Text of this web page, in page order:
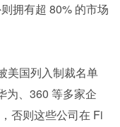
拥有超 80% 的市场
美国列入制裁名单
为、360 等多家企
否则这些公司在 Fi